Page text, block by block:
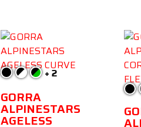
NegroNegro/Blanco
Negro/Verde
+ 2
GORRA
ALPINESTARS
AGELESS